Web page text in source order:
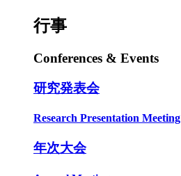
行事
Conferences & Events
研究発表会
Research Presentation Meeting
年次大会